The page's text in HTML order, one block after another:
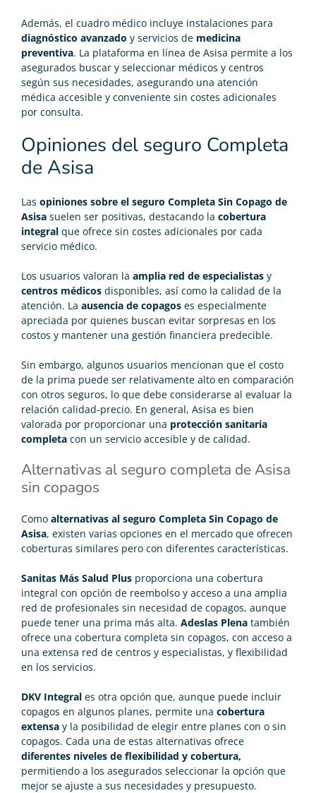
Además, el cuadro médico incluye instalaciones para
diagnóstico avanzado y servicios de medicina
preventiva. La plataforma en línea de Asisa permite a los
asegurados buscar y seleccionar médicos y centros
según sus necesidades, asegurando una atención
médica accesible y conveniente sin costes adicionales
por consulta.
Opiniones del seguro Completa
de Asisa
Las opiniones sobre el seguro Completa Sin Copago de
Asisa suelen ser positivas, destacando la cobertura
integral que ofrece sin costes adicionales por cada
servicio médico.
Los usuarios valoran la amplia red de especialistas y
centros médicos disponibles, así como la calidad de la
atención. La ausencia de copagos es especialmente
apreciada por quienes buscan evitar sorpresas en los
costos y mantener una gestión financiera predecible.
Sin embargo, algunos usuarios mencionan que el costo
de la prima puede ser relativamente alto en comparación
con otros seguros, lo que debe considerarse al evaluar la
relación calidad-precio. En general, Asisa es bien
valorada por proporcionar una protección sanitaria
completa con un servicio accesible y de calidad.
Alternativas al seguro completa de Asisa
sin copagos
Como alternativas al seguro Completa Sin Copago de
Asisa, existen varias opciones en el mercado que ofrecen
coberturas similares pero con diferentes características.
Sanitas Más Salud Plus proporciona una cobertura
integral con opción de reembolso y acceso a una amplia
red de profesionales sin necesidad de copagos, aunque
puede tener una prima más alta. Adeslas Plena también
ofrece una cobertura completa sin copagos, con acceso a
una extensa red de centros y especialistas, y flexibilidad
en los servicios.
DKV Integral es otra opción que, aunque puede incluir
copagos en algunos planes, permite una cobertura
extensa y la posibilidad de elegir entre planes con o sin
copagos. Cada una de estas alternativas ofrece
diferentes niveles de flexibilidad y cobertura,
permitiendo a los asegurados seleccionar la opción que
mejor se ajuste a sus necesidades y presupuesto.